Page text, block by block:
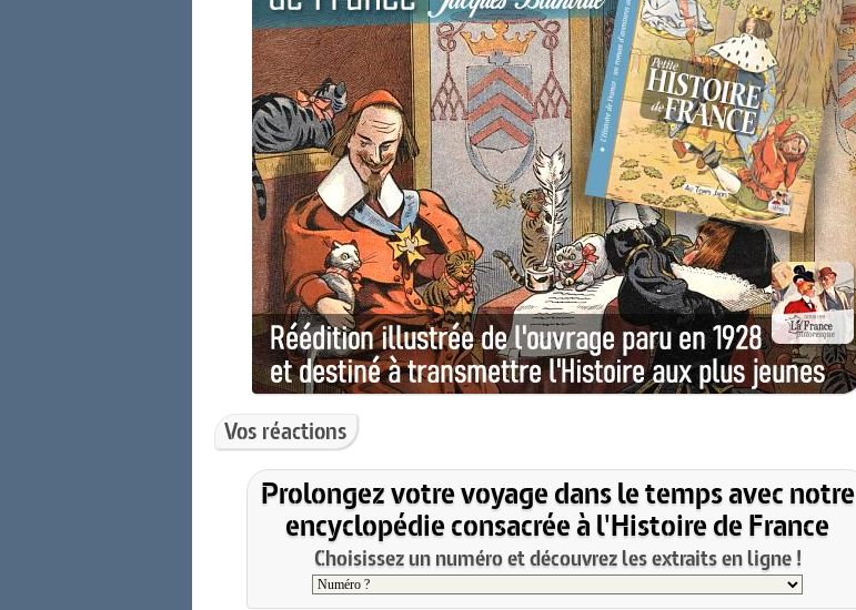
Vos réactions
Prolongez votre voyage dans le temps avec notre
encyclopédie consacrée à l'Histoire de France
Choisissez un numéro et découvrez les extraits en ligne !